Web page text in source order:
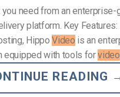
need from an enterprise-
platform. Key
HippoVideo is an
equipped with tools forvideo
READING